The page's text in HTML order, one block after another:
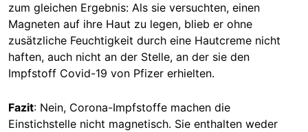
zum gleichen Ergebnis: Als sie versuchten, einen
Magneten auf ihre Haut zu legen, blieb er ohne
zusätzliche Feuchtigkeit durch eine Hautcreme nicht
haften, auch nicht an der Stelle, an der sie den
Impfstoff Covid-19 von Pfizer erhielten.
Fazit: Nein, Corona-Impfstoffe machen die
Einstichstelle nicht magnetisch. Sie enthalten weder